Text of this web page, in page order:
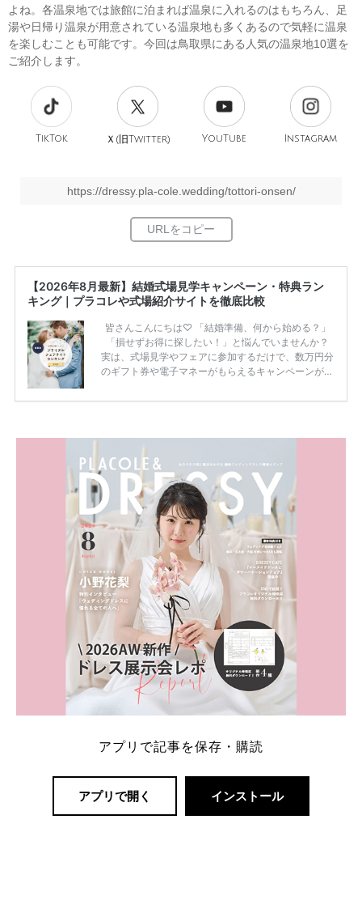
よね。各温泉地では旅館に泊まれば温泉に入れるのはもちろん、足
湯や日帰り温泉が用意されている温泉地も多くあるので気軽に温泉
を楽しむことも可能です。今回は鳥取県にある人気の温泉地10選を
ご紹介します。
TikTok Ｘ(旧Twitter) YouTube Instagram
https://dressy.pla-cole.wedding/tottori-onsen/
【2026年8月最新】結婚式場見学キャンペーン・特典ラン
キング｜プラコレや式場紹介サイトを徹底比較
皆さんこんにちは♡ 「結婚準備、何から始める？」
「損せずお得に探したい！」と悩んでいませんか？
実は、式場見学やフェアに参加するだけで、数万円分
のギフト券や電子マネーがもらえるキャンペーンがあ
ため、比較せずに選ぶと損をしてしまうことも……。
内容：特典金額・条件・応募方法・注意点 「どこが
一番お得？」「プラコレの特典は？」といった疑問も
解決します。 まずは診断で候補を絞れる「ウェディ
ング診断」か、体験型 […]
続きを読む
アプリで記事を保存・購読
アプリで開く インストール